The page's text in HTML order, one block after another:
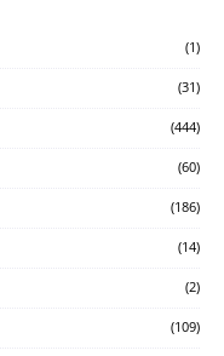
(1)
(31)
(444)
(60)
(186)
(14)
(2)
(109)